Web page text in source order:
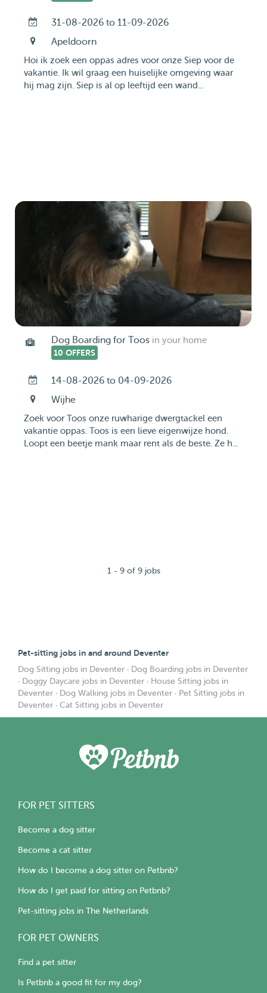
31-08-2026 to 11-09-2026
Apeldoorn
Hoi ik zoek een oppas adres voor onze Siep voor de
vakantie. Ik wil graag een huiselijke omgeving waar
hij mag zijn. Siep is al op leeftijd een wand...
Dog Boarding for Toos in your home
10 OFFERS
14-08-2026 to 04-09-2026
Wijhe
Zoek voor Toos onze ruwharige dwergtackel een
vakantie oppas. Toos is een lieve eigenwijze hond.
Loopt een beetje mank maar rent als de beste. Ze h...
1 - 9 of 9 jobs
Pet-sitting jobs in and around Deventer
Dog Sitting jobs in Deventer · Dog Boarding jobs in Deventer
· Doggy Daycare jobs in Deventer · House Sitting jobs in
Deventer · Dog Walking jobs in Deventer · Pet Sitting jobs in
Deventer · Cat Sitting jobs in Deventer
FOR PET SITTERS
Become a dog sitter
Become a cat sitter
How do I become a dog sitter on Petbnb?
How do I get paid for sitting on Petbnb?
Pet-sitting jobs in The Netherlands
FOR PET OWNERS
Find a pet sitter
Is Petbnb a good fit for my dog?